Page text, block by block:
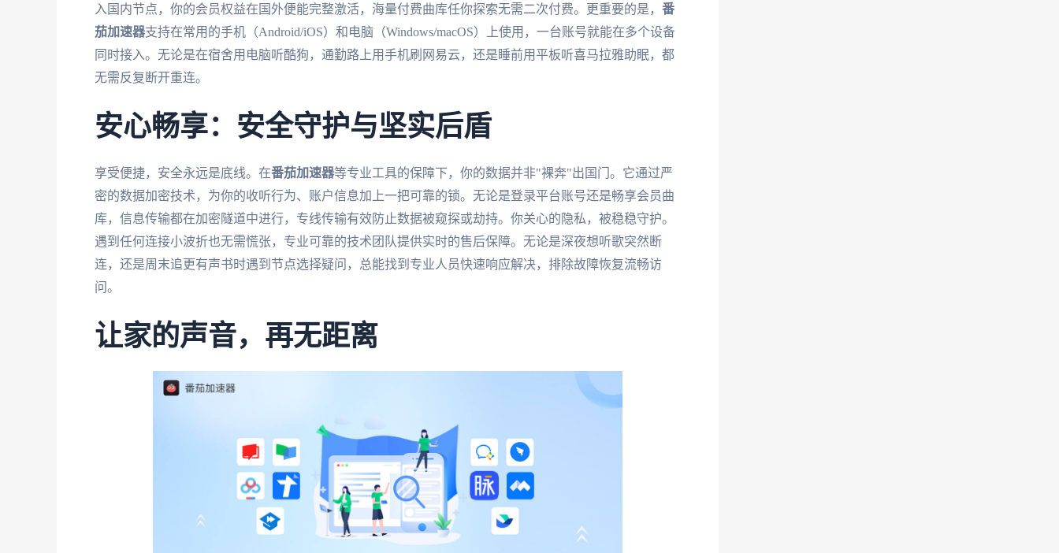
入国内节点，你的会员权益在国外便能完整激活，海量付费曲库任你探索无需二次付费。更重要的是， 番
茄加速器支持在常用的手机（Android/iOS）和电脑（Windows/macOS）上使用，一台账号就能在多个设备
同时接入。无论是在宿舍用电脑听酷狗，通勤路上用手机刷网易云，还是睡前用平板听喜马拉雅助眠，都
无需反复断开重连。
安心畅享：安全守护与坚实后盾
享受便捷，安全永远是底线。在番茄加速器等专业工具的保障下，你的数据并非"裸奔"出国门。它通过严
密的数据加密技术，为你的收听行为、账户信息加上一把可靠的锁。无论是登录平台账号还是畅享会员曲
库，信息传输都在加密隧道中进行，专线传输有效防止数据被窥探或劫持。你关心的隐私，被稳稳守护。
遇到任何连接小波折也无需慌张，专业可靠的技术团队提供实时的售后保障。无论是深夜想听歌突然断
连，还是周末追更有声书时遇到节点选择疑问，总能找到专业人员快速响应解决，排除故障恢复流畅访
问。
让家的声音，再无距离